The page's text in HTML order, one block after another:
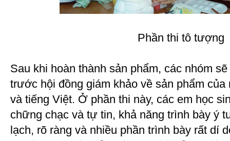
Phần thi tô tượng
Sau khi hoàn thành sản phẩm, các nhóm
trước hội đồng giám khảo về sản phẩm của
và tiếng Việt. Ở phần thi này, các em học
chững chạc và tự tin, khả năng trình bày ý
lạch, rõ ràng và nhiều phần trình bày rất dí